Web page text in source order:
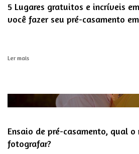
5 Lugares gratuitos e incríveis
você fazer seu pré-casamento
Ler mais
Ensaio de pré-casamento, qual
fotografar?